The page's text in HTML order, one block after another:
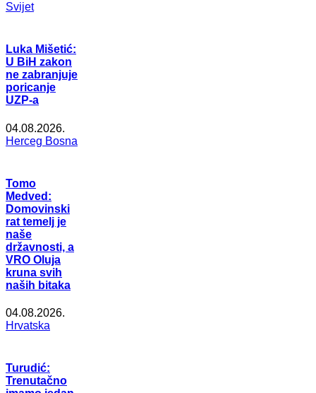
Svijet
Luka Mišetić:
U BiH zakon
ne zabranjuje
poricanje
UZP-a
04.08.2026.
Herceg Bosna
Tomo
Medved:
Domovinski
rat temelj je
naše
državnosti, a
VRO Oluja
kruna svih
naših bitaka
04.08.2026.
Hrvatska
Turudić:
Trenutačno